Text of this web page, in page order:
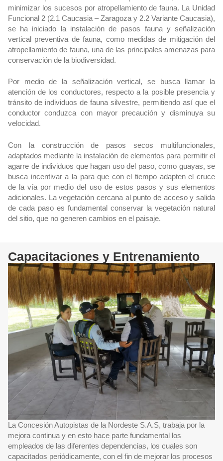
minimizar los sucesos por atropellamiento de fauna. La Unidad
Funcional 2 (2.1 Caucasia – Zaragoza y 2.2 Variante Caucasia),
se ha iniciado la instalación de pasos fauna y señalización
vertical preventiva de fauna, como medidas de mitigación del
atropellamiento de fauna, una de las principales amenazas para
conservación de la biodiversidad.
Por medio de la señalización vertical, se busca llamar la
atención de los conductores, respecto a la posible presencia y
tránsito de individuos de fauna silvestre, permitiendo así que el
conductor conduzca con mayor precaución y disminuya su
velocidad.
Con la construcción de pasos secos multifuncionales,
adaptados mediante la instalación de elementos para permitir el
agarre de individuos que hagan uso del paso, como guayas, se
busca incentivar a la para que con el tiempo adapten el cruce
de la vía por medio del uso de estos pasos y sus elementos
adicionales. La vegetación cercana al punto de acceso y salida
de cada paso es fundamental conservar la vegetación natural
del sitio, que no generen cambios en el paisaje.
Capacitaciones y Entrenamiento
La Concesión Autopistas de la Nordeste S.A.S, trabaja por la
mejora continua y en esto hace parte fundamental los
empleados de las diferentes dependencias, los cuales son
capacitados periódicamente, con el fin de mejorar los procesos